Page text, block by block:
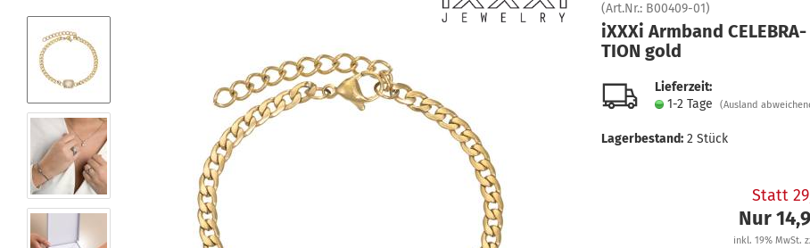
(Art.Nr.: B00409-01)
iXXXi Arm­band CE­LE­BRA­
TI­ON gold
Lieferzeit:
1-2 Tage
(Ausland
Lagerbestand: 2 Stück
Statt
Nur
inkl. 19% MwSt.